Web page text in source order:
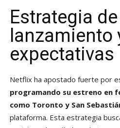
Estrategia de
lanzamiento
expectativas
Netflix ha apostado fuerte por
programando su estreno en
como Toronto y San
plataforma. Esta estrategia